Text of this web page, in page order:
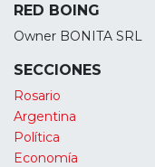
RED BOING
Owner BONITA SRL
SECCIONES
Rosario
Argentina
Política
Economía